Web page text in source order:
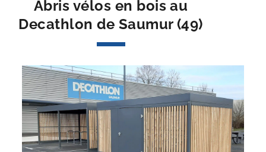
Abris vélos en bois au
Decathlon de Saumur (49)